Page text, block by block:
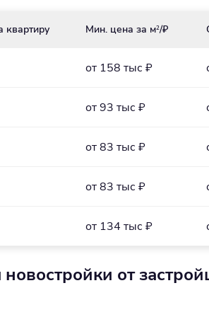
квартиру Мин. цена за м2/₽
от 158 тыс ₽
от 93 тыс ₽
от 83 тыс ₽
от 83 тыс ₽
от 134 тыс ₽
от